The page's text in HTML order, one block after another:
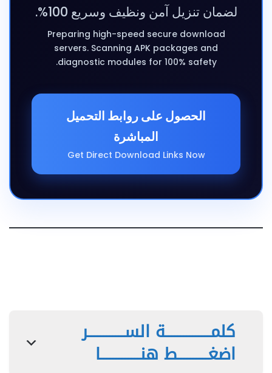
لضمان تنزيل آمن ونظيف وسريع 100%.
Preparing high-speed secure download
servers. Scanning APK packages and
diagnostic modules for 100% safety.
الحصول على روابط التحميل
المباشرة
Get Direct Download Links Now
كلمـــــــــــــــة الســــــــــــر
اضغــــــــــط هنـــــــــــــا